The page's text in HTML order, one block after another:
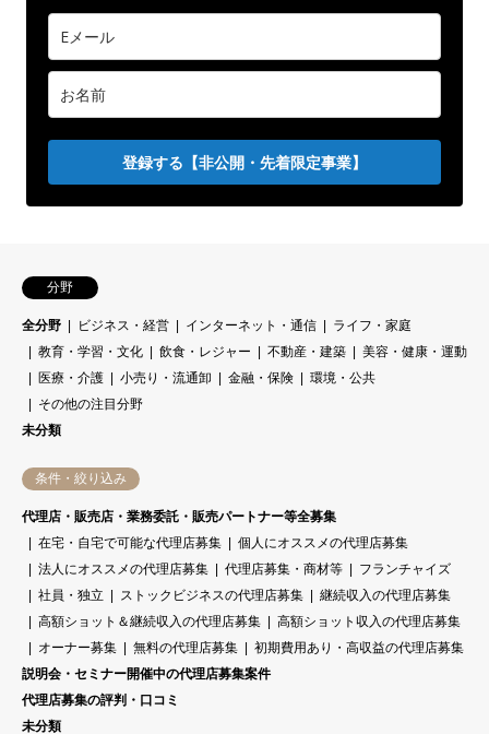
登録する【非公開・先着限定事業】
分野
全分野 ビジネス・経営 インターネット・通信
ライフ・家庭
教育・学習・文化
飲食・レジャー 不動産・建築
美容・健康・運動
医療・介護
小売り・流通卸 金融・保険
環境・公共
その他の注目分野
未分類
条件・絞り込み
代理店・販売店・業務委託・販売パートナー等全募集
在宅・自宅で可能な代理店募集
個人にオススメの代理店募集
法人にオススメの代理店募集
代理店募集・商材等
フランチャイズ
社員・独立
ストックビジネスの代理店募集
継続収入の代理店募集
高額ショット＆継続収入の代理店募集
高額ショット収入の代理店募集
オーナー募集
無料の代理店募集
初期費用あり・高収益の代理店募集
説明会・セミナー開催中の代理店募集案件
代理店募集の評判・口コミ
未分類